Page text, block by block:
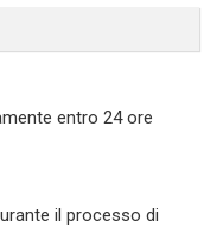
entro 24 ore
il processo di